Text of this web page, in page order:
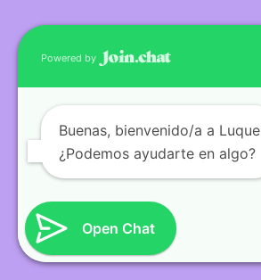
Powered by
Buenas, bienvenido/a a Luque
¿Podemos ayudarte en algo?
Open Chat